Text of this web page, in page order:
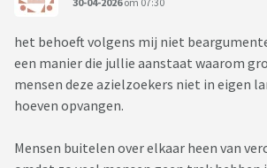
het behoeft volgens mij niet
een manier die jullie aanstaat waarom
mensen deze azielzoekers niet in eigen
hoeven opvangen.
Mensen buitelen over elkaar heen van